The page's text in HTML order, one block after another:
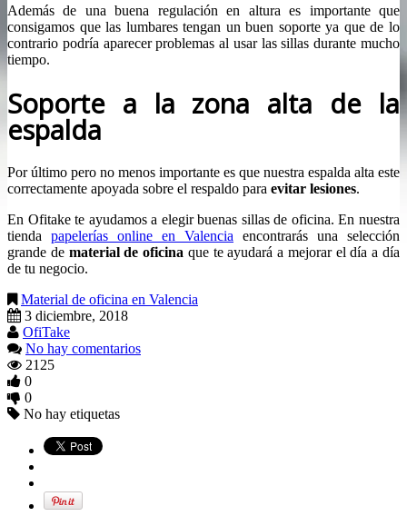
Además de una buena regulación en altura es importante que
consigamos que las lumbares tengan un buen soporte ya que de lo
contrario podría aparecer problemas al usar las sillas durante mucho
tiempo.
Soporte a la zona alta de la
espalda
Por último pero no menos importante es que nuestra espalda alta este
correctamente apoyada sobre el respaldo para evitar lesiones.
En Ofitake te ayudamos a elegir buenas sillas de oficina. En nuestra
tienda papelerías online en Valencia encontrarás una selección
grande de material de oficina que te ayudará a mejorar el día a día
de tu negocio.
Material de oficina en Valencia
3 diciembre, 2018
OfiTake
No hay comentarios
2125
0
0
No hay etiquetas